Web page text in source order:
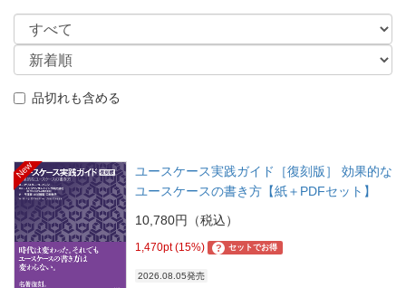
品切れも含める
New
ユースケース実践ガイド［復刻版］ 効果的な
ユースケースの書き方【紙＋PDFセット】
10,780円（税込）
1,470pt (15%) ? セットでお得
2026.08.05発売